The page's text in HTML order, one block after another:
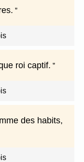
roi captif.
des habits,